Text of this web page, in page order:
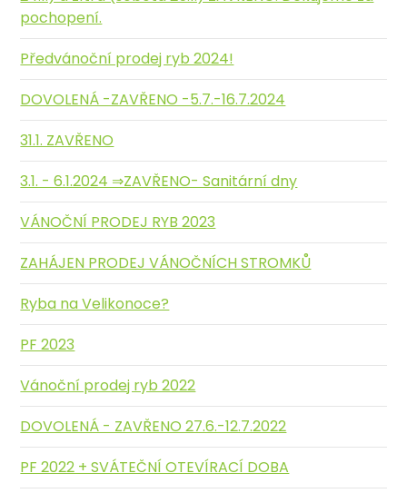
pochopení.
Předvánoční prodej ryb 2024!
DOVOLENÁ -ZAVŘENO -5.7.-16.7.2024
31.1. ZAVŘENO
3.1. - 6.1.2024 ⇒ZAVŘENO- Sanitární dny
VÁNOČNÍ PRODEJ RYB 2023
ZAHÁJEN PRODEJ VÁNOČNÍCH STROMKŮ
Ryba na Velikonoce?
PF 2023
Vánoční prodej ryb 2022
DOVOLENÁ - ZAVŘENO 27.6.-12.7.2022
PF 2022 + SVÁTEČNÍ OTEVÍRACÍ DOBA